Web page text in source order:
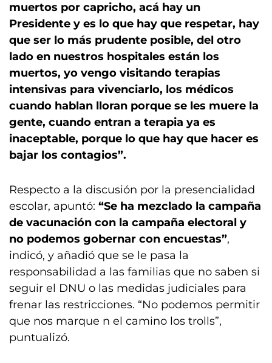
muertos por capricho, acá hay un
Presidente y es lo que hay que respetar, hay
que ser lo más prudente posible, del otro
lado en nuestros hospitales están los
muertos, yo vengo visitando terapias
intensivas para vivenciarlo, los médicos
cuando hablan lloran porque se les muere la
gente, cuando entran a terapia ya es
inaceptable, porque lo que hay que hacer es
bajar los contagios”.
Respecto a la discusión por la presencialidad
escolar, apuntó: “Se ha mezclado la campaña
de vacunación con la campaña electoral y
no podemos gobernar con encuestas”,
indicó, y añadió que se le pasa la
responsabilidad a las familias que no saben si
seguir el DNU o las medidas judiciales para
frenar las restricciones. “No podemos permitir
que nos marque n el camino los trolls”,
puntualizó.